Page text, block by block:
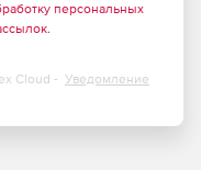
персональных
.
Cloud - Уведомление